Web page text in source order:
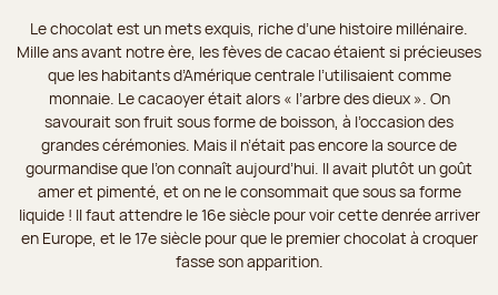
Le chocolat est un mets exquis, riche d’une histoire millénaire.
Mille ans avant notre ère, les fèves de cacao étaient si précieuses
que les habitants d’Amérique centrale l’utilisaient comme
monnaie. Le cacaoyer était alors « l’arbre des dieux ». On
savourait son fruit sous forme de boisson, à l’occasion des
grandes cérémonies. Mais il n’était pas encore la source de
gourmandise que l’on connaît aujourd’hui. Il avait plutôt un goût
amer et pimenté, et on ne le consommait que sous sa forme
liquide ! Il faut attendre le 16e siècle pour voir cette denrée arriver
en Europe, et le 17e siècle pour que le premier chocolat à croquer
fasse son apparition.